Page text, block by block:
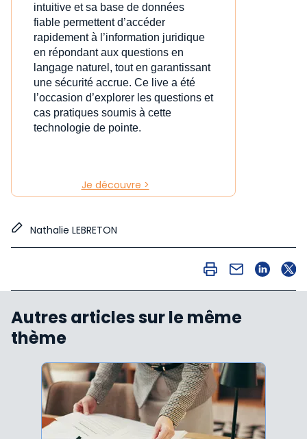
intuitive et sa base de données
fiable permettent d’accéder
rapidement à l’information juridique
en répondant aux questions en
langage naturel, tout en garantissant
une sécurité accrue. Ce live a été
l’occasion d’explorer les questions et
cas pratiques soumis à cette
technologie de pointe.
Je découvre >
Nathalie LEBRETON
Autres articles sur le même
thème